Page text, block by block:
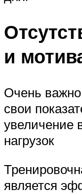
и
Очень
свои
увеличение
нагрузок
является